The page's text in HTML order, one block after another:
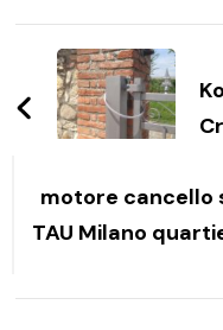
Navigazione
articoli
motore cancello
TAU Milano